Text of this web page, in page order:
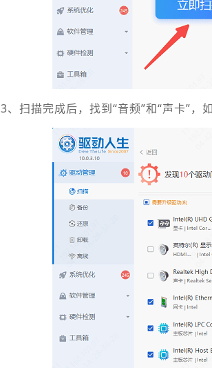
3、扫描完成后，找到“音频”和“声卡”，